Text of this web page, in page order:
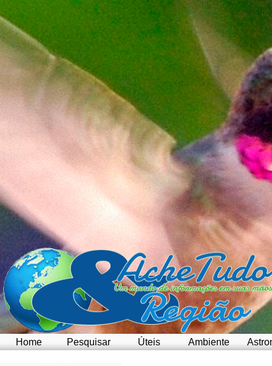
Home Pesquisar Úteis Ambiente